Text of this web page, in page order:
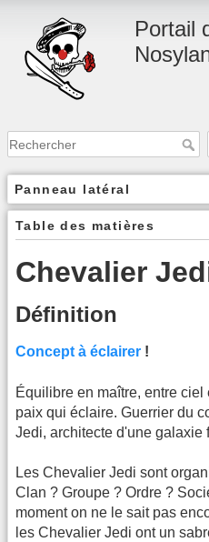
Portail
Panneau latéral
Table des matières
Chevalier
Définition
Concept à éclairer !
Équilibre en maître, entre ciel
paix qui éclaire. Guerrier du
Jedi, architecte d'une galaxie
Les Chevalier Jedi sont
Clan ? Groupe ? Ordre ?
moment on ne le sait pas
les Chevalier Jedi ont un